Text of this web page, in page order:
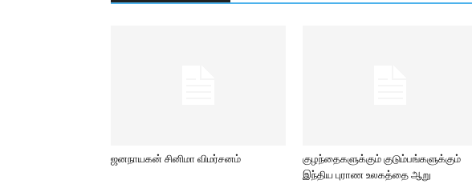
ஜனநாயகன் சினிமா விமர்சனம்
குழந்தைகளுக்கும் குடும்பங்களுக்கும்
இந்திய புராண உலகத்தை ஆறு